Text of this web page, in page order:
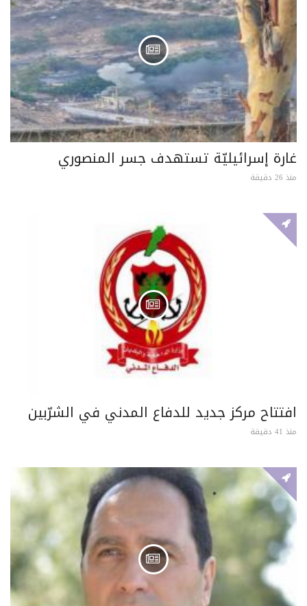
غارة إسرائيليّة تستهدف جسر المنصوري
منذ 26 دقيقة
افتتاح مركز جديد للدفاع المدني في الشرّبين
منذ 41 دقيقة